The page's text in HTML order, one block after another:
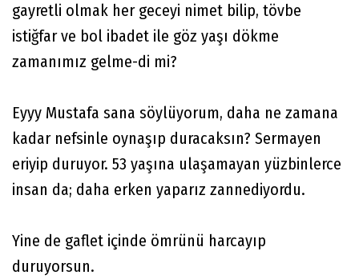
gayretli olmak her geceyi nimet bilip, tövbe
istiğfar ve bol ibadet ile göz yaşı dökme
zamanımız gelme-di mi?
Eyyy Mustafa sana söylüyorum, daha ne zamana
kadar nefsinle oynaşıp duracaksın? Sermayen
eriyip duruyor. 53 yaşına ulaşamayan yüzbinlerce
insan da; daha erken yaparız zannediyordu.
Yine de gaflet içinde ömrünü harcayıp
duruyorsun.